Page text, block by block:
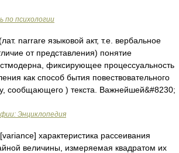
по психологии
narrare языковой акт, т.е. вербальное
от представления) понятие
фиксирующее процессуальность
как способ бытия повествовательного
сообщающего ) текста. Важнейшей&#8230;
Энциклопедия
характеристика рассеивания
величины, измеряемая квадратом их